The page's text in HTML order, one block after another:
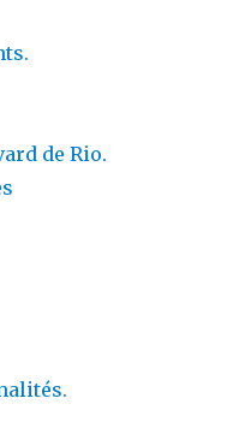
de Rio.